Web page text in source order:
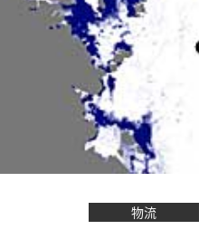
物流